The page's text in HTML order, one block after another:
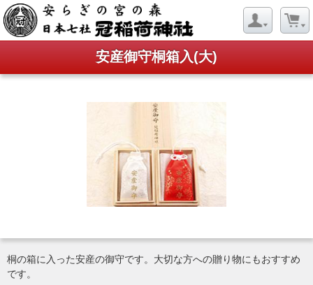
安産御守桐箱入(大)
桐の箱に入った安産の御守です。大切な方への贈り物にもおすすめ
です。